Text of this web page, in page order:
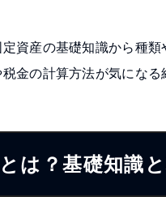
資産の基礎知識から種類
金の計算方法が気にな
は？基礎知識